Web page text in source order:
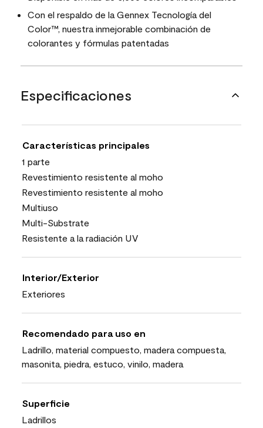
Con el respaldo de la Gennex Tecnología del
Color™, nuestra inmejorable combinación de
colorantes y fórmulas patentadas
Especificaciones
Características principales
1 parte
Revestimiento resistente al moho
Revestimiento resistente al moho
Multiuso
Multi-Substrate
Resistente a la radiación UV
Interior/Exterior
Exteriores
Recomendado para uso en
Ladrillo, material compuesto, madera compuesta,
masonita, piedra, estuco, vinilo, madera
Superficie
Ladrillos